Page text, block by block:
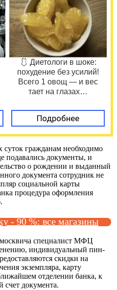
🩱 Диетологи в шоке:
похудение без усилий!
Всего 1 овощ — и вес
тает на глазах…
Подробнее
гражданам необходимо
подавались документы, и
о рождении и выданный
документа сотрудник не
социальной карты
процедура оформления
- 90 %: все магазины
специалист МФЦ
индивидуальный пин-
скидки на
экземпляра, карту
отделении банка, к
счет документа.